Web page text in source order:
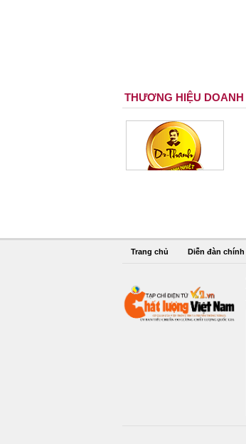
THƯƠNG HIỆU DOANH
Trang chủ Diễn đàn chính